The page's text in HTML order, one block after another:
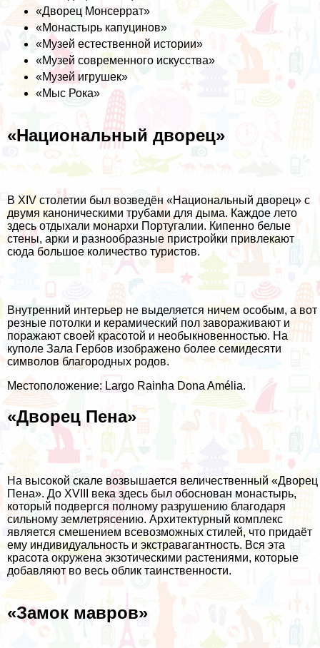
«Дворец Монсеррат»
«Монастырь капуцинов»
«Музей естественной истории»
«Музей современного искусства»
«Музей игрушек»
«Мыс Рока»
«Национальный дворец»
В XIV столетии был возведён «Национальный дворец» с
двумя каноническими трубами для дыма. Каждое лето
здесь отдыхали монархи Португалии. Кипенно белые
стены, арки и разнообразные пристройки привлекают
сюда большое количество туристов.
Внутренний интерьер не выделяется ничем особым, а вот
резные потолки и керамический пол завораживают и
поражают своей красотой и необыкновенностью. На
куполе Зала Гербов изображено более семидесяти
символов благородных родов.
Местоположение: Largo Rainha Dona Amélia.
«Дворец Пена»
На высокой скале возвышается величественный «Дворец
Пена». До XVIII века здесь был обоснован монастырь,
который подвергся полному разрушению благодаря
сильному землетрясению. Архитектурный комплекс
является смешением всевозможных стилей, что придаёт
ему индивидуальность и экстравагантность. Вся эта
красота окружена экзотическими растениями, которые
добавляют во весь облик таинственности.
«Замок мавров»